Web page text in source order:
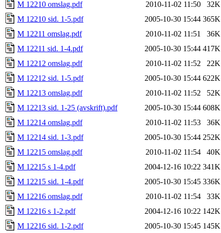
M 12210 omslag.pdf
2010-11-02 11:50
32K
M 12210 sid. 1-5.pdf
2005-10-30 15:44 365K
M 12211 omslag.pdf
2010-11-02 11:51
36K
M 12211 sid. 1-4.pdf
2005-10-30 15:44 417K
M 12212 omslag.pdf
2010-11-02 11:52
22K
M 12212 sid. 1-5.pdf
2005-10-30 15:44 622K
M 12213 omslag.pdf
2010-11-02 11:52
52K
M 12213 sid. 1-25 (avskrift).pdf
2005-10-30 15:44 608K
M 12214 omslag.pdf
2010-11-02 11:53
36K
M 12214 sid. 1-3.pdf
2005-10-30 15:44 252K
M 12215 omslag.pdf
2010-11-02 11:54
40K
M 12215 s 1-4.pdf
2004-12-16 10:22 341K
M 12215 sid. 1-4.pdf
2005-10-30 15:45 336K
M 12216 omslag.pdf
2010-11-02 11:54
33K
M 12216 s 1-2.pdf
2004-12-16 10:22 142K
M 12216 sid. 1-2.pdf
2005-10-30 15:45 145K